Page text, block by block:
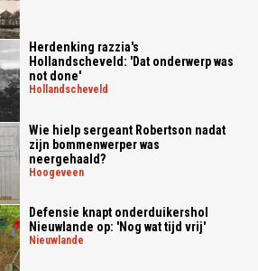
Herdenking razzia's
Hollandscheveld: 'Dat onderwerp was
not done'
hollandscheveld
Wie hielp sergeant Robertson nadat
zijn bommenwerper was
neergehaald?
hoogeveen
Defensie knapt onderduikershol
Nieuwlande op: 'Nog wat tijd vrij'
nieuwlande